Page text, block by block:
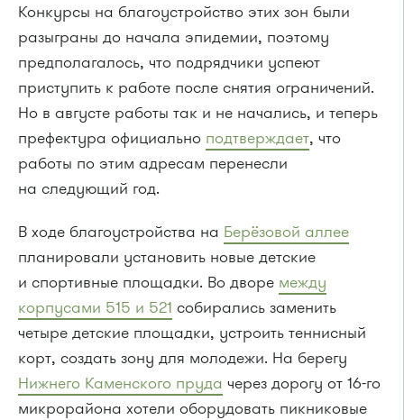
Конкурсы на благоустройство этих зон были
разыграны до начала эпидемии, поэтому
предполагалось, что подрядчики успеют
приступить к работе после снятия ограничений.
Но в августе работы так и не начались, и теперь
префектура официально подтверждает, что
работы по этим адресам перенесли
на следующий год.
В ходе благоустройства на Берёзовой аллее
планировали установить новые детские
и спортивные площадки. Во дворе между
корпусами 515 и 521 собирались заменить
четыре детские площадки, устроить теннисный
корт, создать зону для молодежи. На берегу
Нижнего Каменского пруда через дорогу от 16-го
микрорайона хотели оборудовать пикниковые